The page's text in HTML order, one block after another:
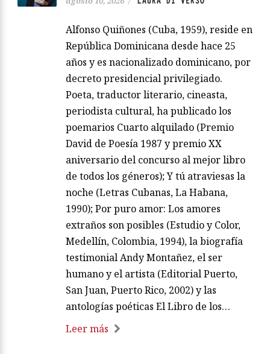
Alfonso Quiñones (Cuba, 1959), reside en
República Dominicana desde hace 25
años y es nacionalizado dominicano, por
decreto presidencial privilegiado.
Poeta, traductor literario, cineasta,
periodista cultural, ha publicado los
poemarios Cuarto alquilado (Premio
David de Poesía 1987 y premio XX
aniversario del concurso al mejor libro
de todos los géneros); Y tú atraviesas la
noche (Letras Cubanas, La Habana,
1990); Por puro amor: Los amores
extraños son posibles (Estudio y Color,
Medellín, Colombia, 1994), la biografía
testimonial Andy Montañez, el ser
humano y el artista (Editorial Puerto,
San Juan, Puerto Rico, 2002) y las
antologías poéticas El Libro de los…
Leer más